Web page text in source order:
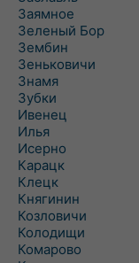
Заямное
Зеленый Бор
Зембин
Зеньковичи
Знамя
Зубки
Ивенец
Илья
Исерно
Карацк
Клецк
Княгинин
Козловичи
Колодищи
Комарово